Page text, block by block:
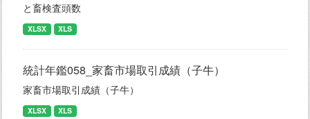
と畜検査頭数
XLSX XLS
統計年鑑058_家畜市場取引成績（子牛）
家畜市場取引成績（子牛）
XLSX XLS